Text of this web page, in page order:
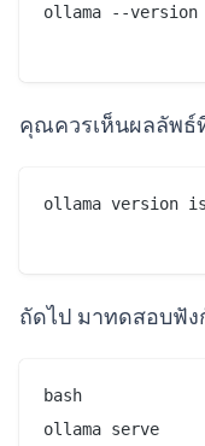
ollama --version
คุณควรเห็นผลลัพธ์
ollama version
ถัดไป มาทดสอบฟั
bash
ollama serve